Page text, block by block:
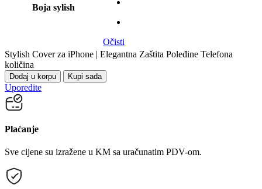
Boja sylish
Očisti
Stylish Cover za iPhone | Elegantna Zaštita Poleđine Telefona
količina
Dodaj u korpu Kupi sada
Uporedite
Plaćanje
Sve cijene su izražene u KM sa uračunatim PDV-om.